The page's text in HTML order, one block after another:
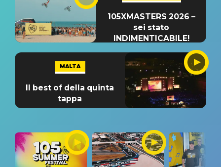
105XMASTERS 2026 –
sei stato
INDIMENTICABILE!
MALTA
Il best of della quinta
tappa